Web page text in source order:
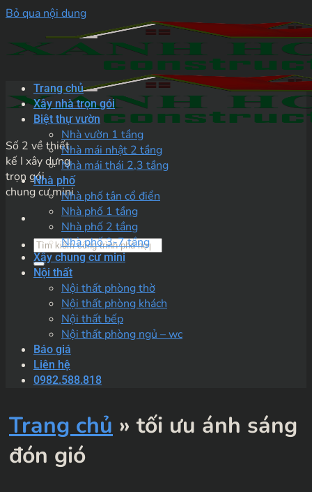
Bỏ qua nội dung
Số 2 về thiết
kế I xây dựng
trọn gói
chung cư mini
Trang chủ
Xây nhà trọn gói
Biệt thự vườn
Nhà vườn 1 tầng
Nhà mái nhật 2 tầng
Nhà mái thái 2,3 tầng
Nhà phố
Nhà phố tân cổ điển
Nhà phố 1 tầng
Nhà phố 2 tầng
Nhà phố 3-7 tầng
Xây chung cư mini
Nội thất
Nội thất phòng thờ
Nội thất phòng khách
Nội thất bếp
Nội thất phòng ngủ – wc
Báo giá
Liên hệ
0982.588.818
Trang chủ » tối ưu ánh sáng
đón gió